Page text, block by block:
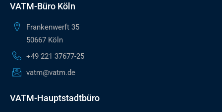
VATM-Büro Köln
Frankenwerft 35
50667 Köln
+49 221 37677-25
vatm@vatm.de
VATM-Hauptstadtbüro